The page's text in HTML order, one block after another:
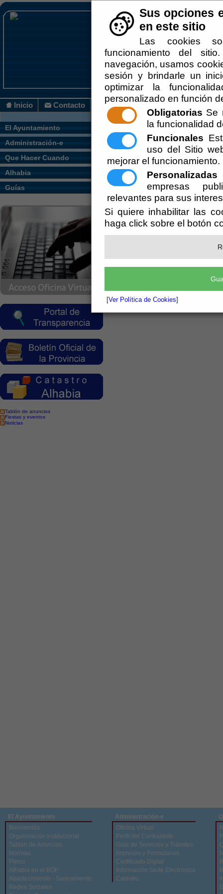
Sus opciones
en este sitio
Las cookies
funcionamiento del
navegación, usamos
sesión y brindarle un
optimizar la
personalizado en función
Obligatorias Se
la funcionalidad
Funcionales
uso del Sitio
mejorar el funcionamiento.
Personalizadas
empresas
relevantes para sus
Si quiere inhabilitar las
haga click sobre el botón
[Ver Política de Cookies]
Inicio Contacto
El Ayuntamiento
Administración-e
Que Hacer Cuando
Alhabia
Guías
Tablón de anuncios
Fiestas y eventos
Noticias
Usted se encuentra aquí:Inicio /El
Escuchar
´
El Ayuntamiento
Bienvenida
Organización Institucional
Tablón de Anuncios
Normas
Pleno
Alhabia en el BOP
Abastecimiento - Saneamiento
Redes Sociales
Administración-e
Oficina Virtual
Perfil del Contratante
Guía de Servicios y Trámites
Impresos y Formularios
Certificado Digital
Información Sede Electrónica
Catastro